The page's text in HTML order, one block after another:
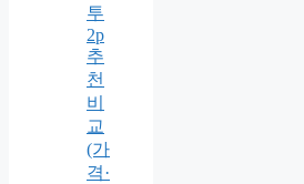
투
2p
추
천
비
교
(가
격·